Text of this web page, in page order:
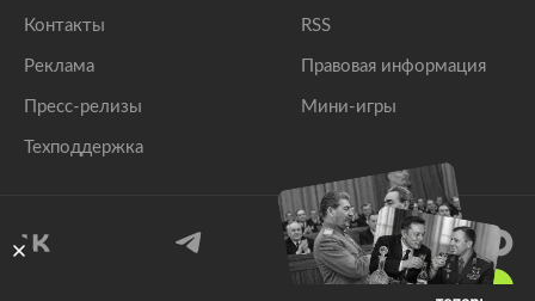
Контакты
Реклама
Пресс-релизы
Техподдержка
RSS
Правовая информация
Мини-игры